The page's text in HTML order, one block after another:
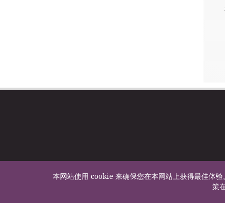
本网站使用 cookie 来确保您在本网站上获得最佳体
策